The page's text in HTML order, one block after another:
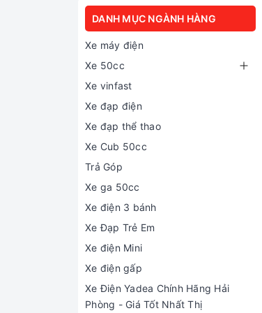
DANH MỤC NGÀNH HÀNG
Xe máy điện
Xe 50cc
Xe vinfast
Xe đạp điện
Xe đạp thể thao
Xe Cub 50cc
Trả Góp
Xe ga 50cc
Xe điện 3 bánh
Xe Đạp Trẻ Em
Xe điện Mini
Xe điện gấp
Xe Điện Yadea Chính Hãng Hải
Phòng - Giá Tốt Nhất Thị